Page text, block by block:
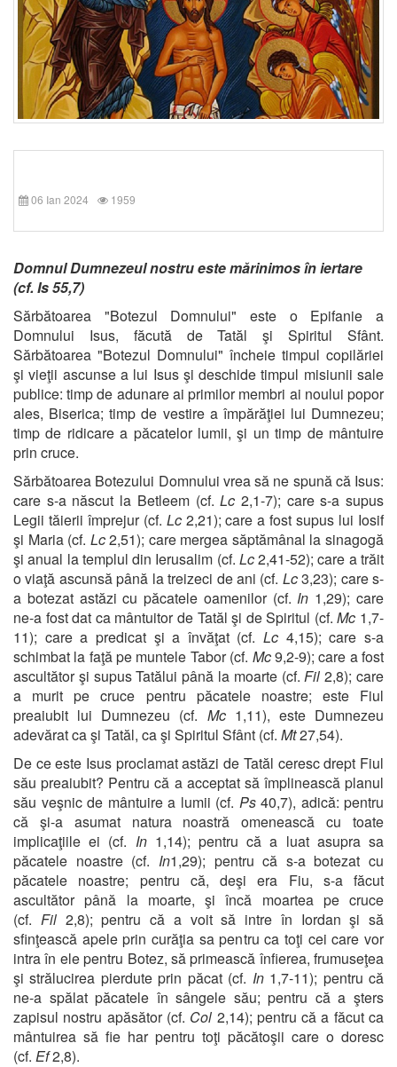
06 Ian 2024 1959
Domnul Dumnezeul nostru este mărinimos în iertare
(cf. Is 55,7)
Sărbătoarea "Botezul Domnului" este o Epifanie a
Domnului Isus, făcută de Tatăl şi Spiritul Sfânt.
Sărbătoarea "Botezul Domnului" încheie timpul copilăriei
şi vieţii ascunse a lui Isus şi deschide timpul misiunii sale
publice: timp de adunare ai primilor membri ai noului popor
ales, Biserica; timp de vestire a împărăţiei lui Dumnezeu;
timp de ridicare a păcatelor lumii, şi un timp de mântuire
prin cruce.
Sărbătoarea Botezului Domnului vrea să ne spună că Isus:
care s-a născut la Betleem (cf.Lc 2,1-7); care s-a supus
Legii tăierii împrejur (cf. Lc2,21); care a fost supus lui Iosif
şi Maria (cf. Lc2,51); care mergea săptămânal la sinagogă
şi anual la templul din Ierusalim (cf. Lc2,41-52); care a trăit
o viaţă ascunsă până la treizeci de ani (cf. Lc3,23); care s-
a botezat astăzi cu păcatele oamenilor (cf. In 1,29); care
ne-a fost dat ca mântuitor de Tatăl şi de Spiritul (cf.Mc 1,7-
11); care a predicat şi a învăţat (cf.Lc 4,15); care s-a
schimbat la faţă pe muntele Tabor (cf. Mc9,2-9); care a fost
ascultător şi supus Tatălui până la moarte (cf. Fil 2,8); care
a murit pe cruce pentru păcatele noastre; este Fiul
preaiubit lui Dumnezeu (cf. Mc1,11), este Dumnezeu
adevărat ca şi Tatăl, ca şi Spiritul Sfânt (cf. Mt27,54).
De ce este Isus proclamat astăzi de Tatăl ceresc drept Fiul
său preaiubit? Pentru că a acceptat să împlinească planul
său veşnic de mântuire a lumii (cf. Ps40,7), adică: pentru
că şi-a asumat natura noastră omenească cu toate
implicaţiile ei (cf. In1,14); pentru că a luat asupra sa
păcatele noastre (cf. In1,29); pentru că s-a botezat cu
păcatele noastre; pentru că, deşi era Fiu, s-a făcut
ascultător până la moarte, şi încă moartea pe cruce
(cf. Fil2,8); pentru că a voit să intre în Iordan şi să
sfinţească apele prin curăţia sa pentru ca toţi cei care vor
intra în ele pentru Botez, să primească înfierea, frumuseţea
şi strălucirea pierdute prin păcat (cf. In1,7-11); pentru că
ne-a spălat păcatele în sângele său; pentru că a şters
zapisul nostru apăsător (cf. Col 2,14); pentru că a făcut ca
mântuirea să fie har pentru toţi păcătoşii care o doresc
(cf. Ef2,8).